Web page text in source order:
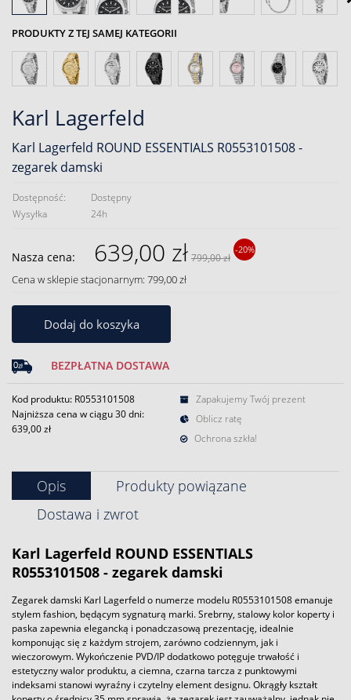
PRODUKTY Z TEJ SAMEJ KATEGORII
Karl Lagerfeld
Karl Lagerfeld ROUND ESSENTIALS R0553101508 -
zegarek damski
Dostępność:
Dostępny
Wysyłka
24h
Nasza cena: 639,00 zł 799,00 zł
-20%
Cena w sklepie stacjonarnym: 799,00 zł
Dodaj do koszyka
BEZPŁATNA DOSTAWA
Kod produktu: R0553101508
Najniższa cena w ciągu 30 dni:
639,00 zł
Zapakujemy Twój prezent
Oblicz ratę
Ochrona szkła!
Opis
Produkty powiązane
Dostawa i zwrot
Karl Lagerfeld ROUND ESSENTIALS
R0553101508 - zegarek damski
Zegarek damski Karl Lagerfeld o numerze modelu R0553101508 emanuje
stylem fashion, będącym sygnaturą marki. Srebrny, stalowy kolor koperty i
paska zapewnia elegancką i ponadczasową prezentację, idealnie
komponując się z każdym strojem, zarówno codziennym, jak i
wieczorowym. Wykończenie PVD/IP dodatkowo potęguje trwałość i
estetyczny walor produktu, a ciemna, czarna tarcza z punktowymi
indeksami stanowi wyraźny i czytelny element designu. Okrągły kształt